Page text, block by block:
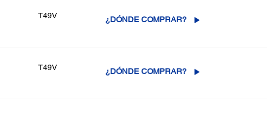
T49V ¿DÓNDE COMPRAR?
T49V ¿DÓNDE COMPRAR?